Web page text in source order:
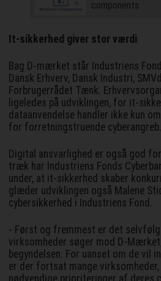
components
It-sikkerhed giver stor værdi
Bag D-mærket står Industriens
Dansk Erhverv, Dansk Industri,
Forbrugerrådet Tænk.
ligeledes på udviklingen, for it-
dataanvendelse handler ikke kun
for forretningstruende cyberangreb.
Digital ansvarlighed er også god
træk har Industriens Fonds
under, at it-sikkerhed skaber
glæder udviklingen også Malene
cybersikkerhed i Industriens Fond.
- Først og fremmest er det
virksomheder søger mod D-
begyndelsen. For uanset om de vil
er der fortsat mange
nødvendige prioriteringer af deres